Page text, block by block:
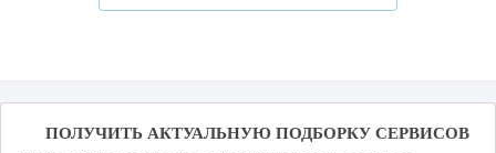
ПОЛУЧИТЬ АКТУАЛЬНУЮ ПОДБОРКУ СЕРВИСОВ